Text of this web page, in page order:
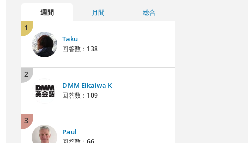
週間 月間 総合
1
Taku
回答数： 138
2
DMM Eikaiwa K
回答数： 109
3
Paul
回答数： 66